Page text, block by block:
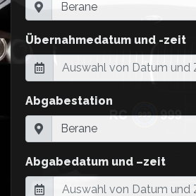
Übernahmedatum und -zeit
Abgabestation
Abgabedatum und –zeit